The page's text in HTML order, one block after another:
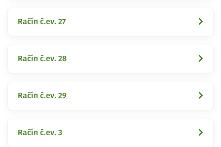
Račín č.ev. 27
Račín č.ev. 28
Račín č.ev. 29
Račín č.ev. 3